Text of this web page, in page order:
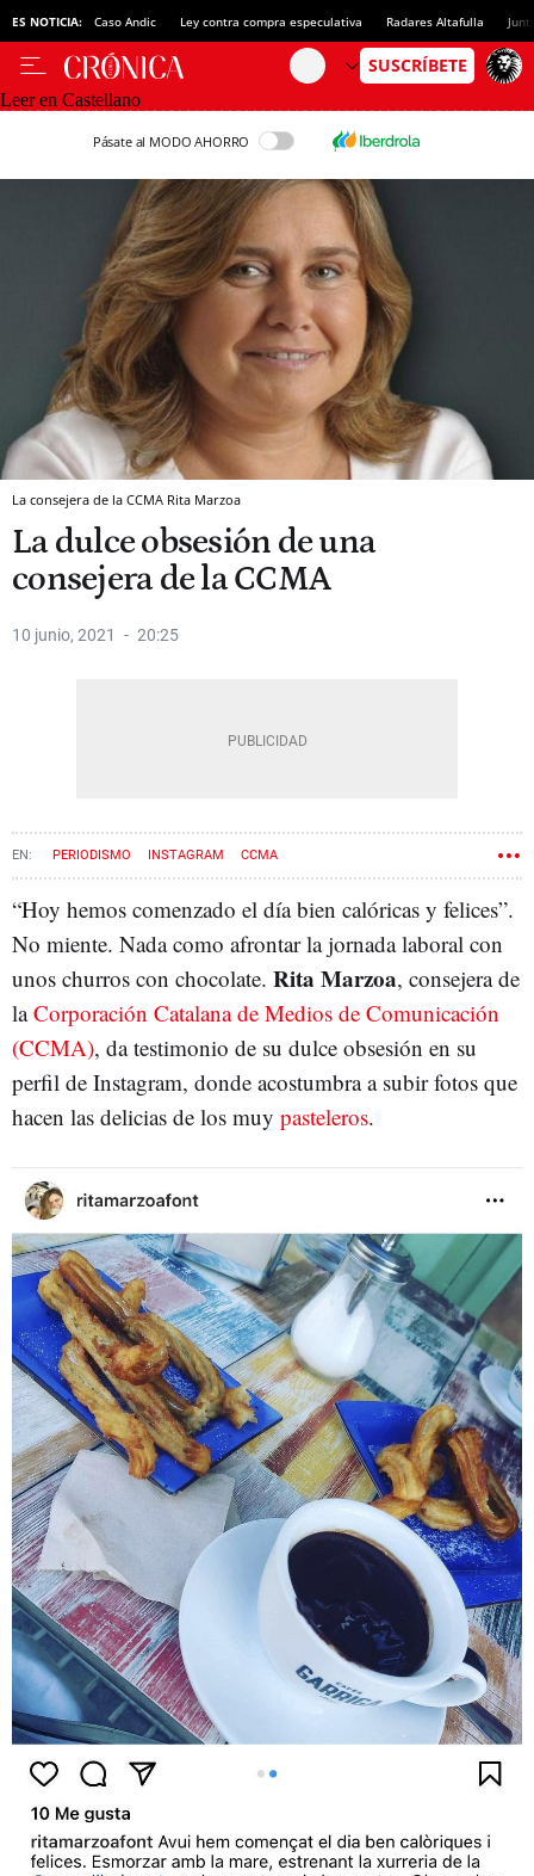
ES NOTICIA: Caso Andic Ley contra compra especulativa Radares Altafulla
Leer en Castellano
Pásate al MODO AHORRO
La consejera de la CCMA Rita Marzoa
La dulce obsesión de una
consejera de la CCMA
10 junio, 2021 20:25
PERIODISMO INSTAGRAM CCMA
“Hoy hemos comenzado el día bien calóricas y felices”.
No miente. Nada como afrontar la jornada laboral con
unos churros con chocolate. Rita Marzoa, consejera de
laCorporación Catalana de Medios de Comunicación
(CCMA), da testimonio de su dulce obsesión en su
perfil de Instagram, donde acostumbra a subir fotos que
hacen las delicias de los muy pasteleros.